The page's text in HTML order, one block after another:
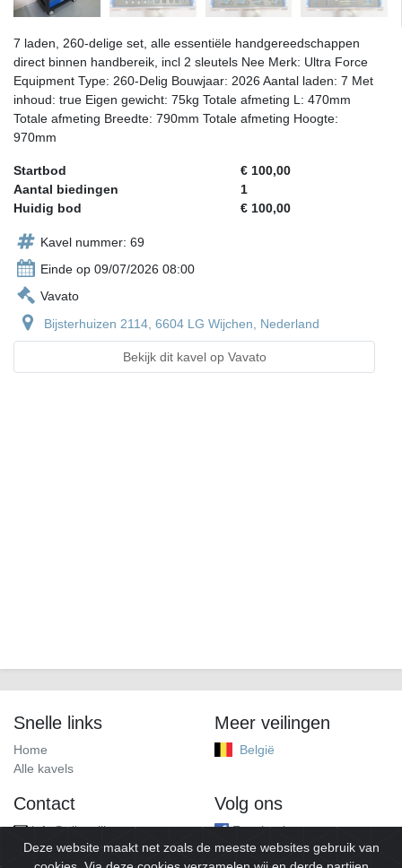
7 laden, 260-delige set, alle essentiële handgereedschappen
direct binnen handbereik, incl 2 sleutels Nee Merk: Ultra Force
Equipment Type: 260-Delig Bouwjaar: 2026 Aantal laden: 7 Met
inhoud: true Eigen gewicht: 75kg Totale afmeting L: 470mm
Totale afmeting Breedte: 790mm Totale afmeting Hoogte:
970mm
Startbod
€ 100,00
Aantal biedingen
1
Huidig bod
€ 100,00
Kavel nummer: 69
Einde op 09/07/2026 08:00
Vavato
Bijsterhuizen 2114, 6604 LG Wijchen, Nederland
Bekijk dit kavel op Vavato
Snelle links
Home
Alle kavels
Meer veilingen
België
Contact
info@alleveilingen.net
Volg ons
Facebook
Deze website maakt net zoals de meeste websites gebruik van